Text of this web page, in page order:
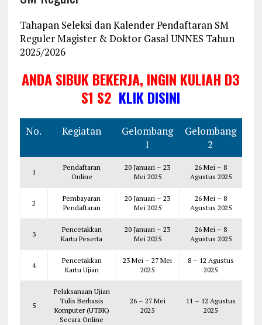
Tahapan Seleksi dan Kalender Pendaftaran SM
Reguler Magister & Doktor Gasal UNNES Tahun
2025/2026
ANDA SIBUK BEKERJA, INGIN KULIAH D3
S1 S2 KLIK DISINI
No. Kegiatan
Gelombang
1
Gelombang
2
1
Pendaftaran
Online
20 Januari – 23
Mei 2025
26 Mei – 8
Agustus 2025
2
Pembayaran
Pendaftaran
20 Januari – 23
Mei 2025
26 Mei – 8
Agustus 2025
3
Pencetakkan
Kartu Peserta
20 Januari – 23
Mei 2025
26 Mei – 8
Agustus 2025
4
Pencetakkan
Kartu Ujian
23 Mei – 27 Mei
2025
8 – 12 Agustus
2025
5
Pelaksanaan Ujian
Tulis Berbasis
Komputer (UTBK)
Secara Online
26 – 27 Mei
2025
11 – 12 Agustus
2025